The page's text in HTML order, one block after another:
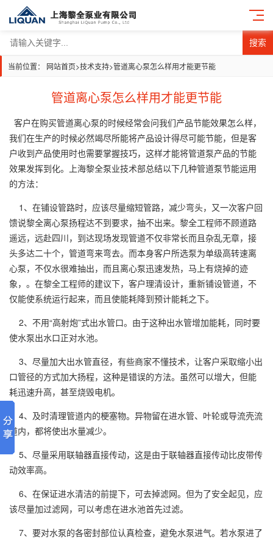
搜索
当前位置： 网站首页>技术支持>管道离心泵怎么样用才能更节能
管道离心泵怎么样用才能更节能
客户在购买管道离心泵的时候经常会问我们产品节能效果怎么样，
我们在生产的时候必然竭尽所能将产品设计得尽可能节能，但是客
户收到产品使用时也需要掌握技巧，这样才能将管道泵产品的节能
效果发挥到化。上海黎全泵业技术部总结以下几种管道泵节能运用
的方法：
1、在铺设管路时，应该尽量缩短管路，减少弯头，又一次客户回
馈说黎全离心泵扬程达不到要求，抽不出来。黎全工程师不顾道路
遥远，远赴四川，到达现场发现管道不仅非常长而且杂乱无章，接
头多达二十个，管道弯来弯去。而本身客户所选泵为单级高转速离
心泵，不仅水很难抽出，而且离心泵迅速发热，马上有烧掉的迹
象，。在黎全工程师的建议下，客户理清设计，重新铺设管道，不
仅能使系统运行起来，而且使能耗降到预计能耗之下。
2、不用“高射炮”式出水管口。由于这种出水管增加能耗，同时要
使水泵出水口正对水池。
3、尽量加大出水管直径，有些商家不懂技术，让客户采取缩小出
口管径的方式加大扬程，这种是错误的方法。虽然可以增大，但能
耗迅速升高，甚至烧毁电机。
4、及时清理管道内的梗塞物。异物留在进水管、叶轮或导流壳流
道内，都将使出水量减少。
5、尽量采用联轴器直接传动，这是由于联轴器直接传动比皮带传
动效率高。
6、在保证进水清洁的前提下，可去掉滤网。但为了安全起见，应
该尽量加过滤网，可以考虑在进水池首先过滤。
7、要对水泵的各密封部位认真检查，避免水泵进气。若水泵进了